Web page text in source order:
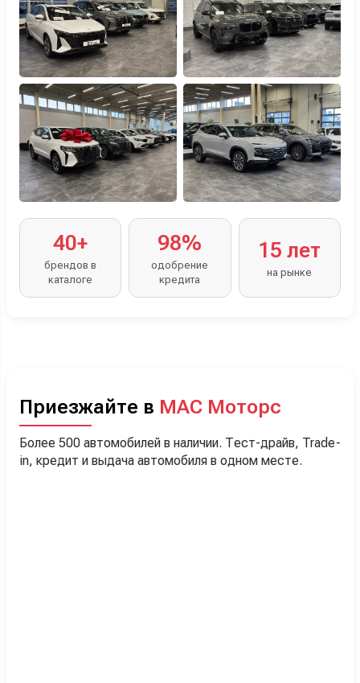
40+
брендов в
каталоге
98%
одобрение
кредита
15 лет
на рынке
Приезжайте в МАС Моторс
Более 500 автомобилей в наличии. Тест-драйв, Trade-
in, кредит и выдача автомобиля в одном месте.